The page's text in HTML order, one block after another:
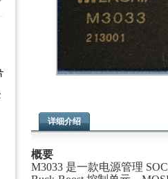
详细介绍
概要
M3033 是一款电源管理